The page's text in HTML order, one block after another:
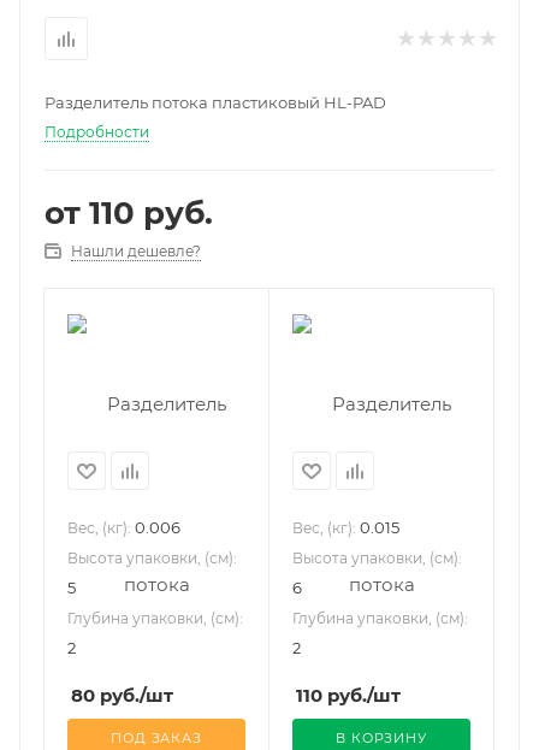
Разделитель потока пластиковый HL-PAD
Подробности
от 110 руб.
Нашли дешевле?
Вес, (кг): 0.006
Высота упаковки, (см):
5
Глубина упаковки, (см):
2
80 руб./шт
ПОД ЗАКАЗ
Вес, (кг): 0.015
Высота упаковки, (см):
6
Глубина упаковки, (см):
2
110 руб./шт
В КОРЗИНУ